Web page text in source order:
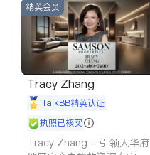
精英会员
Tracy Zhang
iTalkBB精英认证
执照已核实
Tracy Zhang - 引领大华府